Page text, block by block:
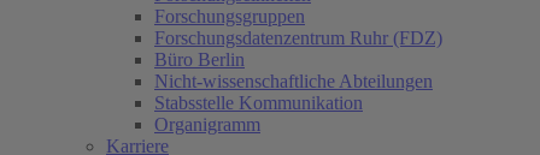
Forschungsgruppen
Forschungsdatenzentrum Ruhr (FDZ)
Büro Berlin
Nicht-wissenschaftliche Abteilungen
Stabsstelle Kommunikation
Organigramm
Karriere